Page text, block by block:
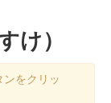
け）
をクリッ